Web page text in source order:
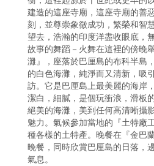
建造的這座寺廟，這座寺廟的善
刻，並尊崇象徵成功，繁榮和智
望去，浩瀚的印度洋盡收眼底，
故事的舞蹈－火舞在這裡的傍晚
灘』，座落於巴厘島的布科半島
的白色海灘，純淨而又清新，吸
訪。它是巴厘島上最美麗的海岸
潔白，細膩，是個玩衝浪，滑板
絕美的海灘，美到任何高清晰攝
魅力。氣候參加當地的『土特廠
種各樣的土特產。晚餐在『金巴
晚餐，同時欣賞巴厘島的日落，
氣息。